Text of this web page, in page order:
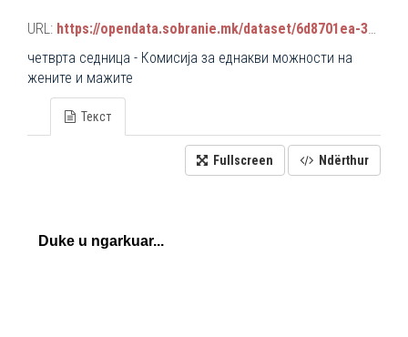
URL: https://opendata.sobranie.mk/dataset/6d8701ea-3a42-465d-8f88-639bc6dc1a8e/resource/537d03ab-f1ef-4989-8046-8ac7948dbb26/download/komisiski_sednici.json
четврта седница - Комисија за еднакви можности на
жените и мажите
Текст
Fullscreen Ndërthur